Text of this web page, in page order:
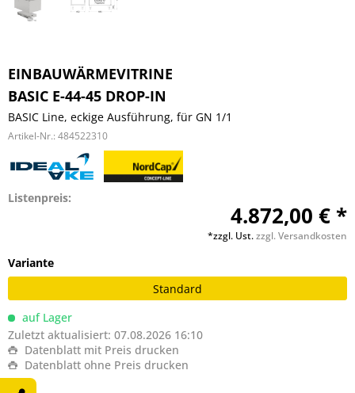
EINBAUWÄRMEVITRINE
BASIC E-44-45 DROP-IN
BASIC Line, eckige Ausführung, für GN 1/1
Artikel-Nr.: 484522310
Listenpreis:
4.872,00 € *
*zzgl. Ust.zzgl. Versandkosten
Variante
Standard
auf Lager
Zuletzt aktualisiert: 07.08.2026 16:10
Datenblatt mit Preis drucken
Datenblatt ohne Preis drucken